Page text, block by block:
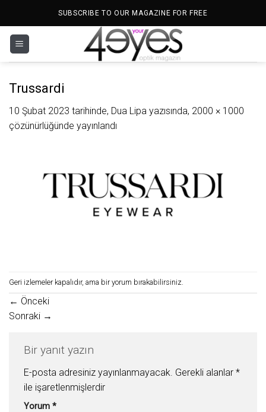
SUBSCRIBE TO OUR MAGAZINE FOR FREE
Trussardi
10 Şubat 2023 tarihinde, Dua Lipa yazısında, 2000 × 1000
çözünürlüğünde yayınlandı
Geri izlemeler kapalıdır, ama bir yorum bırakabilirsiniz.
← Önceki
Sonraki →
Bir yanıt yazın
E-posta adresiniz yayınlanmayacak. Gerekli alanlar *
ile işaretlenmişlerdir
Yorum *